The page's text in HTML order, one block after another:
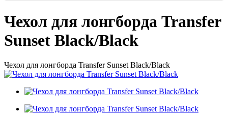
Чехол для лонгборда Transfer
Sunset Black/Black
Чехол для лонгборда Transfer Sunset Black/Black